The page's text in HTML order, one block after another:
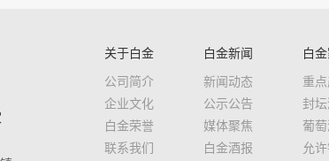
关于白金
公司简介
企业文化
白金荣誉
联系我们
白金新闻
新闻动态
公示公告
媒体聚焦
白金酒报
白
重
封坛
葡萄
允